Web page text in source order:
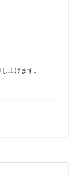
上げます。